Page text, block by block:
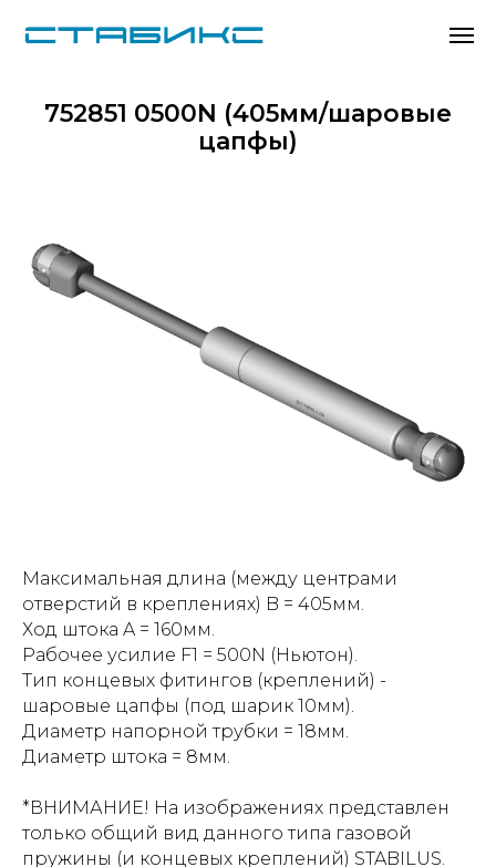
752851 0500N (405мм/шаровые
цапфы)
Максимальная длина (между центрами
отверстий в креплениях) B = 405мм.
Ход штока A = 160мм.
Рабочее усилие F1 = 500N (Ньютон).
Тип концевых фитингов (креплений) -
шаровые цапфы (под шарик 10мм).
Диаметр напорной трубки = 18мм.
Диаметр штока = 8мм.
*ВНИМАНИЕ! На изображениях представлен
только общий вид данного типа газовой
пружины (и концевых креплений) STABILUS.